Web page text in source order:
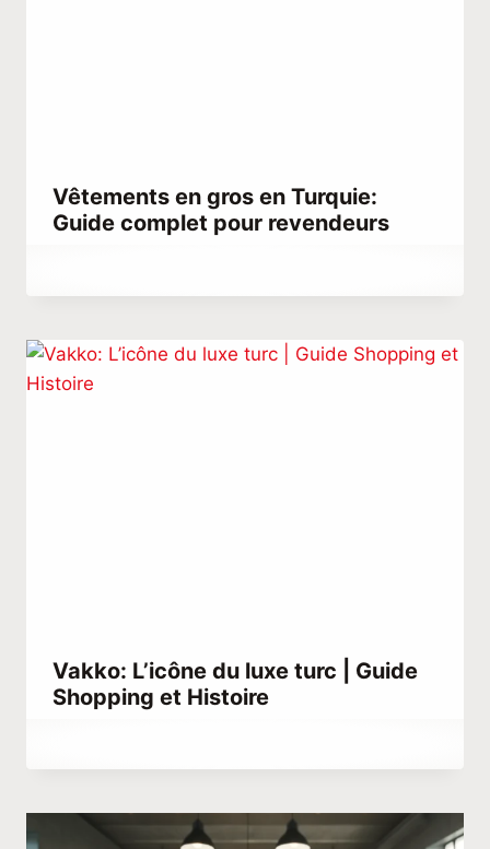
Vêtements en gros en Turquie:
Guide complet pour revendeurs
Vakko: L’icône du luxe turc | Guide
Shopping et Histoire